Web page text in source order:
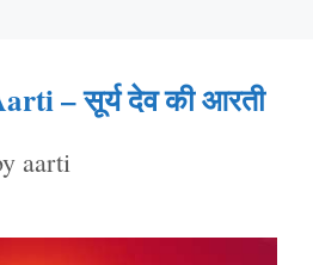
– सूर्य देव की आरती
aarti